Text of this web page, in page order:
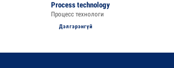
Process technology
Процесс технологи
Дэлгэрэнгүй